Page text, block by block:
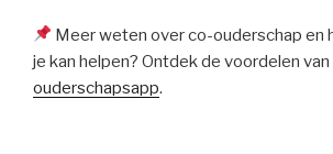
Meer weten over co-ouderschap en
je kan helpen? Ontdek de voordelen van
ouderschapsapp.